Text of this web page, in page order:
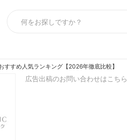
すすめ人気ランキング【2026年徹底比較】
広告出稿のお問い合わせはこちら